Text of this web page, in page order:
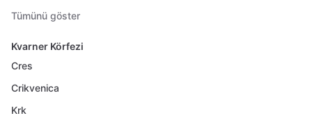
Tümünü göster
Kvarner Körfezi
Cres
Crikvenica
Krk